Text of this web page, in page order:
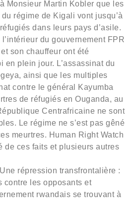
Monsieur Martin Kobler que les
régime de Kigali vont jusqu’à
dans leurs pays d’asile.
l’intérieur du gouvernement FPR
son chauffeur ont été
en plein jour. L’assassinat du
ainsi que les multiples
contre le général Kayumba
de réfugiés en Ouganda, au
Centrafricaine ne sont
Le régime ne s’est pas gêné
meurtres. Human Right Watch
de ces faits et plusieurs autres
répression transfrontalière :
contre les opposants et
rwandais se trouvant à